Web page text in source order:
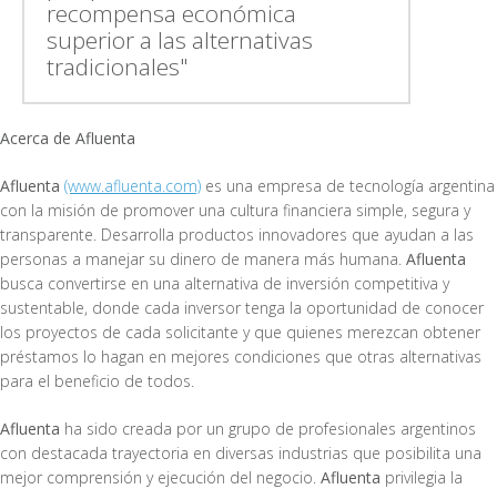
recompensa económica
superior a las alternativas
tradicionales"
Acerca de Afluenta
Afluenta (www.afluenta.com) es una empresa de tecnología argentina
con la misión de promover una cultura financiera simple, segura y
transparente. Desarrolla productos innovadores que ayudan a las
personas a manejar su dinero de manera más humana. Afluenta
busca convertirse en una alternativa de inversión competitiva y
sustentable, donde cada inversor tenga la oportunidad de conocer
los proyectos de cada solicitante y que quienes merezcan obtener
préstamos lo hagan en mejores condiciones que otras alternativas
para el beneficio de todos.
Afluenta ha sido creada por un grupo de profesionales argentinos
con destacada trayectoria en diversas industrias que posibilita una
mejor comprensión y ejecución del negocio. Afluenta privilegia la